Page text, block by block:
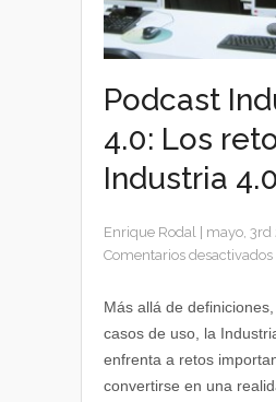
Podcast
4.0: Los
Industria 4.0
Enrique Rodal mayo, 3rd
Comentarios desactivados
Más allá de
casos de uso, la
enfrenta a retos
convertirse en una